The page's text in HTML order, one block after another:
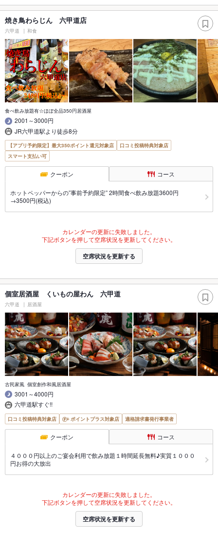
焼き鳥わらじん 六甲道店
六甲道 和食
食べ飲み放題有☆ほぼ全品350円居酒屋
2001～3000円
JR六甲道駅より徒歩8分
【アプリ予約限定】最大350ポイント還元対象店
口コミ投稿特典対象店
スマート支払い可
クーポン コース
ホットペッパーからの”事前予約限定” 2時間食べ飲み放題3600円
→3500円(税込)
カレンダーの更新に失敗しました。
下記ボタンを押して空席状況を更新してください。
空席状況を更新する
個室居酒屋 くいもの屋わん 六甲道
六甲道 居酒屋
古民家風 個室創作和風居酒屋
3001～4000円
六甲道駅すぐ!!
口コミ投稿特典対象店 ポイントプラス対象店 適格請求書発行事業者
クーポン コース
４０００円以上のご宴会利用で飲み放題１時間延長無料♪実質１０００
円お得の大放出
カレンダーの更新に失敗しました。
下記ボタンを押して空席状況を更新してください。
空席状況を更新する